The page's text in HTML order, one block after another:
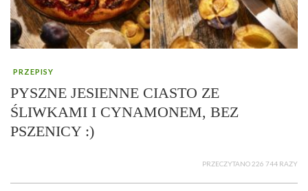
PRZEPISY
PYSZNE JESIENNE CIASTO ZE
ŚLIWKAMI I CYNAMONEM, BEZ
PSZENICY :)
PRZECZYTANO 226 744 RAZY